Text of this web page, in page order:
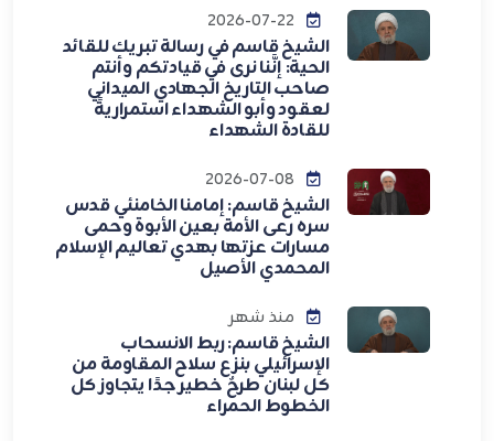
الشيخ قاسم في رسالة تبريك للقائد
الحية: إنَّنا نرى في قيادتكم وأنتم
صاحب التاريخ الجهادي الميداني
لعقود وأبو الشهداء استمراريةً
للقادة الشهداء
الشيخ قاسم: إمامنا الخامنئي قدس
سره رعى الأمة بعين الأبوة وحمى
مسارات عزتها بهدي تعاليم الإسلام
المحمدي الأصيل
منذ شهر
الشيخ قاسم: ربط الانسحاب
الإسرائيلي بنزع سلاح المقاومة من
كل لبنان طرحٌ خطير جدًا يتجاوز كل
الخطوط الحمراء